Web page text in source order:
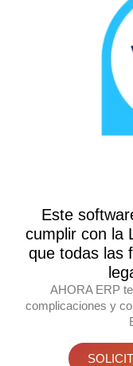
Este
cumplir con la
que todas las
AHORA ERP
complicaciones y